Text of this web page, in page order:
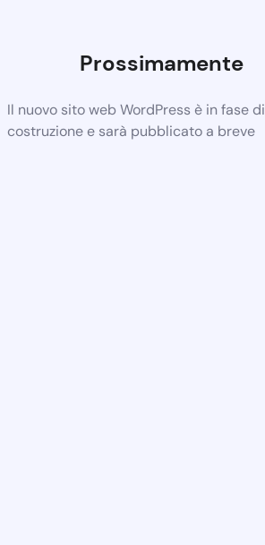
Prossimamente
Il nuovo sito web WordPress è in fase di
costruzione e sarà pubblicato a breve